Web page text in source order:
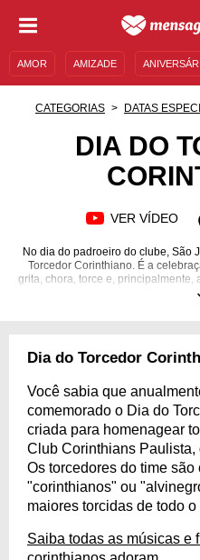
AMOR AMIZADE
MENSAGENS E FRASES
CATEGORIAS DATAS
DIA DO
VER VÍDEO
No dia do padroeiro do clube, São
Torcedor Corinthiano. É a
grita, chora, torce e, principalmente,
corinthiano, coloque seu manto,
Dia do Torcedor
Você sabia que
comemorado o Dia do
criada para homenagear
Club Corinthians Paulista,
Os torcedores do time
"corinthianos" ou
maiores torcidas de todo o
Saiba todas as músicas e